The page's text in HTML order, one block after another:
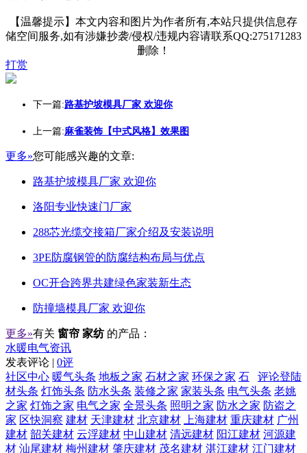
【温馨提示】本文内容和图片为作者所有,本站只提供信息存
储空间服务,如有涉嫌抄袭/侵权/违规内容请联系QQ:275171283
删除！
打赏
下一篇:路基护坡模具厂家 欢迎你
上一篇:麻雀装饰【中式风格】效果图
更多»您可能感兴趣的文章:
路基护坡模具厂家 欢迎你
洛阳专业快速门厂家
288芯光缆交接箱厂家介绍及安装说明
3PE防腐钢管的防腐结构布局与优点
OC开合跨界共建绿色家装新生态
防撞墙模具厂家 欢迎你
更多»有关 窗帘 家纺 的产品：
水暖电气资讯
发表评论 | 0评
评论登陆
社区中心 暖气头条 地板之家 石材之家 环保之家 石
材头条 灯饰头条 防水头条 装修之家 家装头条 电气头条 老姚
之家 灯饰之家 电气之家 全景头条 照明之家 防水之家 防盗之
家 区快洞察 建材 天津建材 北京建材 上海建材 重庆建材 广州
建材 韶关建材 云浮建材 中山建材 清远建材 阳江建材 河源建
材 汕尾建材 梅州建材 肇庆建材 茂名建材 湛江建材 江门建材